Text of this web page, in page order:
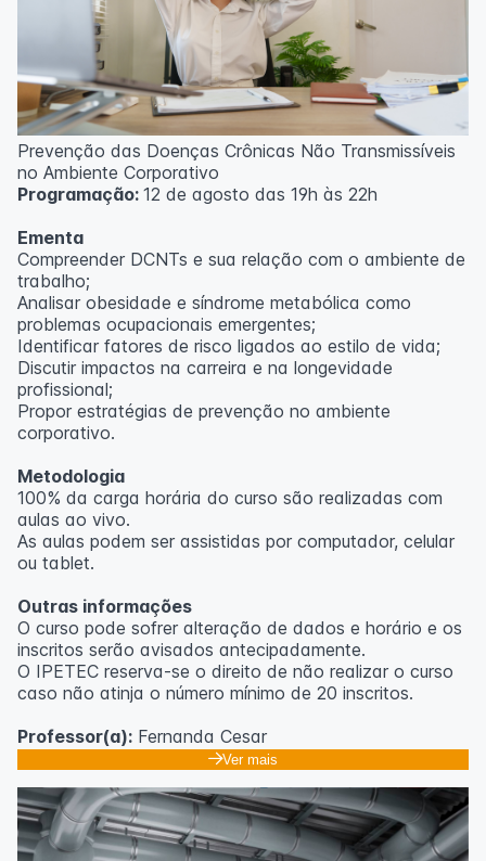
Prevenção das Doenças Crônicas Não Transmissíveis
no Ambiente Corporativo
Programação: 12 de agosto das 19h às 22h
Ementa
Compreender DCNTs e sua relação com o ambiente de
trabalho;
Analisar obesidade e síndrome metabólica como
problemas ocupacionais emergentes;
Identificar fatores de risco ligados ao estilo de vida;
Discutir impactos na carreira e na longevidade
profissional;
Propor estratégias de prevenção no ambiente
corporativo.
Metodologia
100% da carga horária do curso são realizadas com
aulas ao vivo.
As aulas podem ser assistidas por computador, celular
ou tablet.
Outras informações
O curso pode sofrer alteração de dados e horário e os
inscritos serão avisados ​​antecipadamente.
O IPETEC reserva-se o direito de não realizar o curso
caso não atinja o número mínimo de 20 inscritos.
Professor(a): Fernanda Cesar
Ver mais